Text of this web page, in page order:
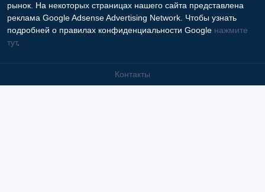
рынок. На некоторых страницах нашего сайта представлена
реклама Google Adsense Advertising Network. Чтобы узнать
подробней о правилах конфиденциальности Google нажмите
тут.
Контакты